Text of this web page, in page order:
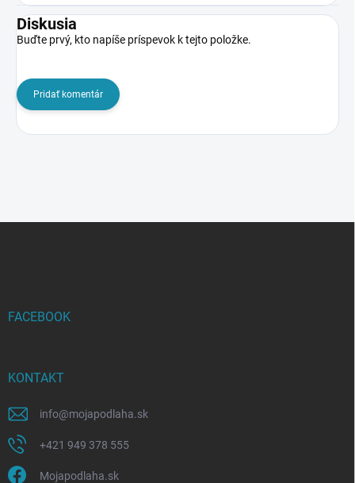
Diskusia
Buďte prvý, kto napíše príspevok k tejto položke.
Pridať komentár
FACEBOOK
KONTAKT
info@mojapodlaha.sk
+421 949 378 555
Mojapodlaha.sk